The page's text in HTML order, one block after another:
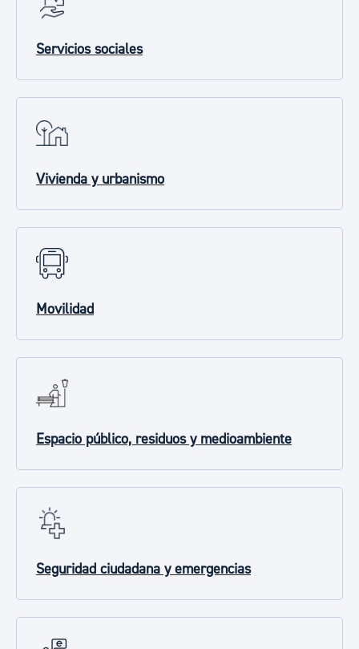
Servicios sociales
Vivienda y urbanismo
Movilidad
Espacio público, residuos y medioambiente
Seguridad ciudadana y emergencias